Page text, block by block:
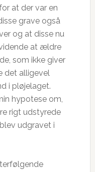
at der var en
grave også
og at disse nu
at ældre
som ikke giver
det alligevel
i pløjelaget.
hypotese om,
rigt udstyrede
udgravet i